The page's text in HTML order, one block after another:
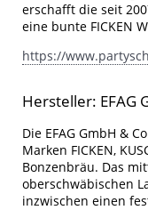
erschafft die seit
eine bunte FICKEN
https://
Hersteller: EFAG
Die EFAG GmbH &
Marken FICKEN,
Bonzenbräu. Das
oberschwäbischen
inzwischen einen